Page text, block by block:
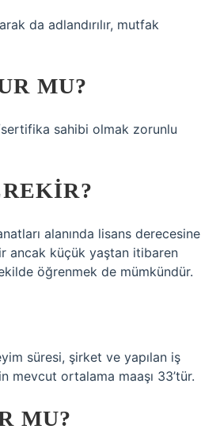
da adlandırılır, mutfak
MU?
sahibi olmak zorunlu
alanında lisans derecesine
ancak küçük yaştan itibaren
öğrenmek de mümkündür.
süresi, şirket ve yapılan iş
mevcut ortalama maaşı 33’tür.
MU?